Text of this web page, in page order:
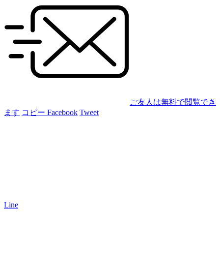
ご友人は無料で閲覧でき
ます コピー Facebook Tweet
Line